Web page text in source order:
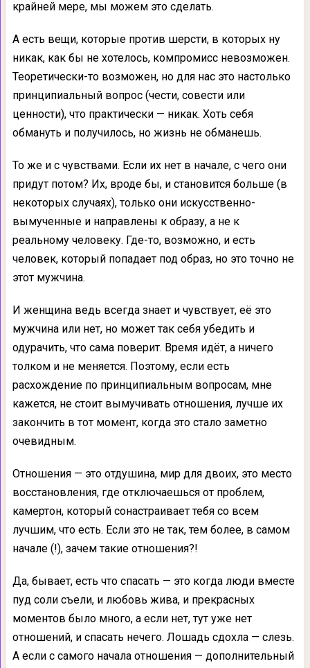
крайней мере, мы можем это сделать.
А есть вещи, которые против шерсти, в которых ну
никак, как бы не хотелось, компромисс невозможен.
Теоретически-то возможен, но для нас это настолько
принципиальный вопрос (чести, совести или
ценности), что практически — никак. Хоть себя
обмануть и получилось, но жизнь не обманешь.
То же и с чувствами. Если их нет в начале, с чего они
придут потом? Их, вроде бы, и становится больше (в
некоторых случаях), только они искусственно-
вымученные и направлены к образу, а не к
реальному человеку. Где-то, возможно, и есть
человек, который попадает под образ, но это точно не
этот мужчина.
И женщина ведь всегда знает и чувствует, её это
мужчина или нет, но может так себя убедить и
одурачить, что сама поверит. Время идёт, а ничего
толком и не меняется. Поэтому, если есть
расхождение по принципиальным вопросам, мне
кажется, не стоит вымучивать отношения, лучше их
закончить в тот момент, когда это стало заметно
очевидным.
Отношения — это отдушина, мир для двоих, это место
восстановления, где отключаешься от проблем,
камертон, который сонастраивает тебя со всем
лучшим, что есть. Если это не так, тем более, в самом
начале (!), зачем такие отношения?!
Да, бывает, есть что спасать — это когда люди вместе
пуд соли съели, и любовь жива, и прекрасных
моментов было много, а если нет, тут уже нет
отношений, и спасать нечего. Лошадь сдохла — слезь.
А если с самого начала отношения — дополнительный